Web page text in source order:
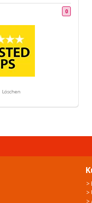
0
Löschen
>
>
>